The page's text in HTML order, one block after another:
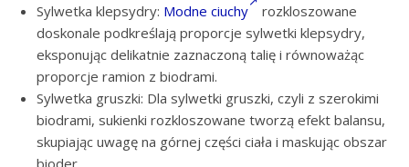
Sylwetka klepsydry: Modne ciuchy
rozkloszowane
doskonale podkreślają proporcje sylwetki klepsydry,
eksponując delikatnie zaznaczoną talię i równoważąc
proporcje ramion z biodrami.
Sylwetka gruszki: Dla sylwetki gruszki, czyli z szerokimi
biodrami, sukienki rozkloszowane tworzą efekt balansu,
skupiając uwagę na górnej części ciała i maskując obszar